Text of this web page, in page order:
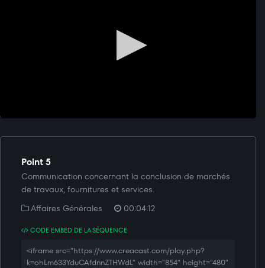
Point 5
Communication concernant la conclusion de marchés
de travaux, fournitures et services.
Affaires Générales
00:04:12
CODE EMBED DE LA SÉQUENCE
<iframe src="https://www.creacast.com/play.php?
k=ohLm633YduCAfdnnZTHWdL" width="854" height="480"